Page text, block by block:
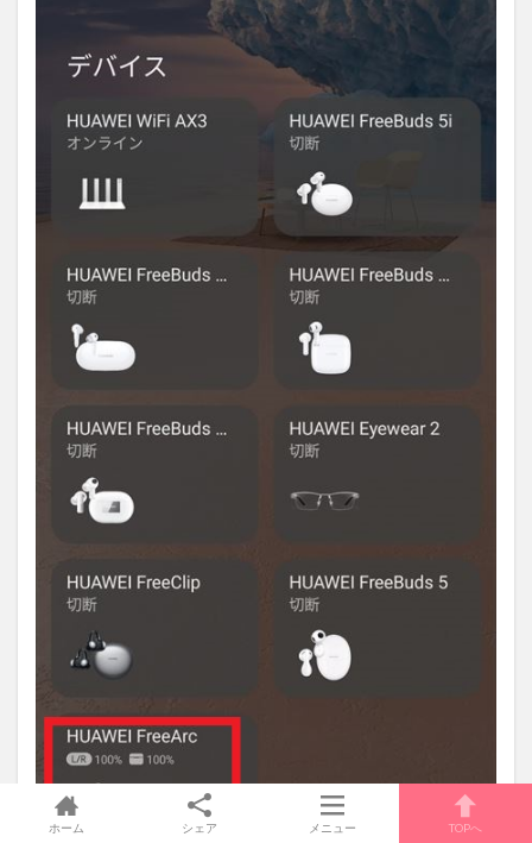
ホーム シェア メニュー TOPへ